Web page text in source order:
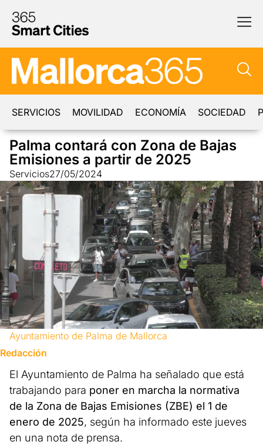
SERVICIOS MOVILIDAD ECONOMÍA SOCIEDAD
Palma contará con Zona de Bajas
Emisiones a partir de 2025
Servicios27/05/2024
Ayuntamiento de Palma de Mallorca
Redacción
El Ayuntamiento de Palma ha señalado que está
trabajando para poner en marcha la normativa
de la Zona de Bajas Emisiones (ZBE) el 1 de
enero de 2025, según ha informado este jueves
en una nota de prensa.